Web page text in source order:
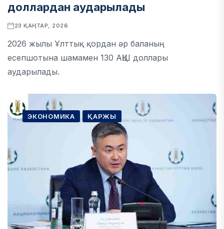
доллардан аударылады
23 ҚАҢТАР, 2026
2026 жылы Ұлттық қордан әр баланың
есепшотына шамамен 130 АҚШ доллары
аударылады.
ЭКОНОМИКА ҚАРЖЫ